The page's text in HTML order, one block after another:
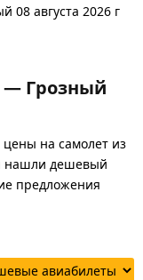
08 августа 2026 г
— Грозный
на самолет из
нашли дешевый
предложения